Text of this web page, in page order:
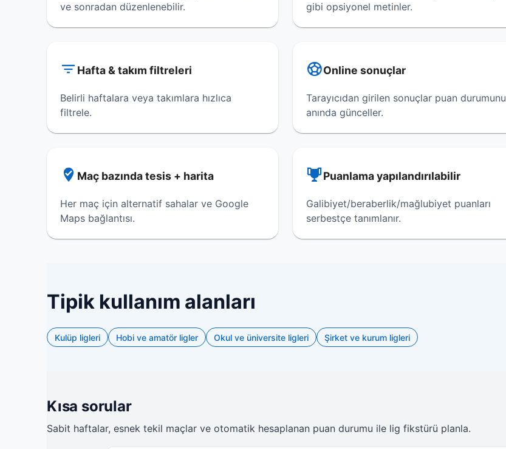
ve sonradan düzenlenebilir.
gibi opsiyonel metinler.
Hafta & takım filtreleri
Belirli haftalara veya takımlara hızlıca
filtrele.
Online sonuçlar
Tarayıcıdan girilen sonuçlar puan durumunu
anında günceller.
Maç bazında tesis + harita
Her maç için alternatif sahalar ve Google
Maps bağlantısı.
Puanlama yapılandırılabilir
Galibiyet/beraberlik/mağlubiyet puanları
serbestçe tanımlanır.
Tipik kullanım alanları
Kulüp ligleri Hobi ve amatör ligler Okul ve üniversite ligleri Şirket ve kurum ligleri
Kısa sorular
Sabit haftalar, esnek tekil maçlar ve otomatik hesaplanan puan durumu ile lig fikstürü planla.